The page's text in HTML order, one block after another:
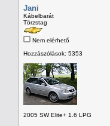
Jani
Kábelbarát
Törzstag
Nem elérhető
Hozzászólások: 5353
2005 SW Elite+ 1.6 LPG